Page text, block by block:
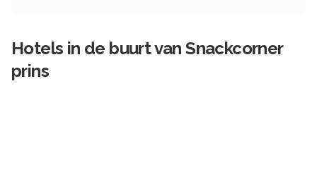
Hotels in de buurt vanSnackcorner
prins